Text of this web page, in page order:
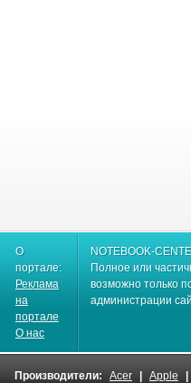
О
портале:
Реклама
на
портале
О нас
NOTEBOOK-
Полное или
возможно только
администрации
Производители: Acer Apple